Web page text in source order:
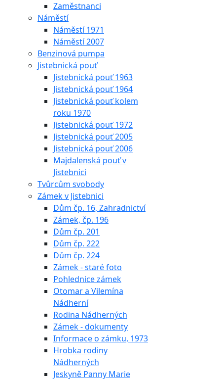
Zaměstnanci
Náměstí
Náměstí 1971
Náměstí 2007
Benzinová pumpa
Jistebnická pouť
Jistebnická pouť 1963
Jistebnická pouť 1964
Jistebnická pouť kolem
roku 1970
Jistebnická pouť 1972
Jistebnická pouť 2005
Jistebnická pouť 2006
Majdalenská pouť v
Jistebnici
Tvůrcům svobody
Zámek v Jistebnici
Dům čp. 16, Zahradnictví
Zámek, čp. 196
Dům čp. 201
Dům čp. 222
Dům čp. 224
Zámek - staré foto
Pohlednice zámek
Otomar a Vilemína
Nádherní
Rodina Nádherných
Zámek - dokumenty
Informace o zámku, 1973
Hrobka rodiny
Nádherných
Jeskyně Panny Marie